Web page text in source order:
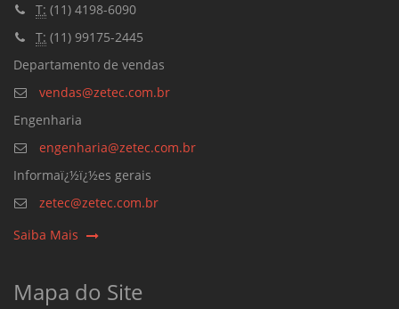
T: (11) 4198-6090
T: (11) 99175-2445
Departamento de vendas
vendas@zetec.com.br
Engenharia
engenharia@zetec.com.br
Informaï¿½ï¿½es gerais
zetec@zetec.com.br
Saiba Mais
Mapa do Site